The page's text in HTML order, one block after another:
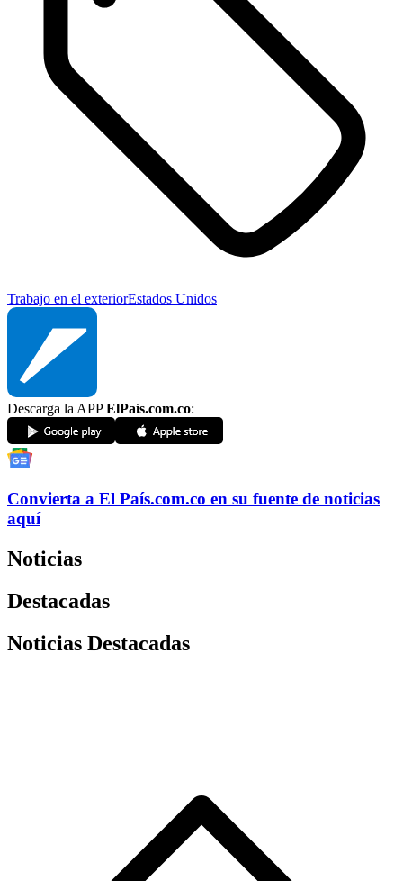
Trabajo en el exteriorEstados Unidos
Descarga la APPElPaís.com.co:
Convierta a El País.com.co en su fuente de noticias
aquí
Noticias
Destacadas
Noticias Destacadas